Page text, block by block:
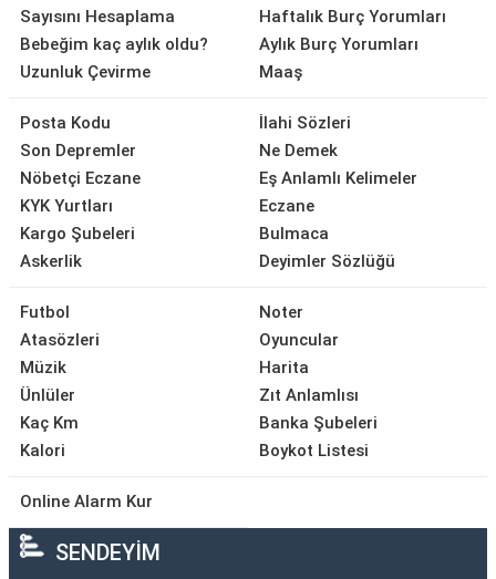
Sayısını Hesaplama
Bebeğim kaç aylık oldu?
Uzunluk Çevirme
Haftalık Burç Yorumları
Aylık Burç Yorumları
Maaş
Posta Kodu
Son Depremler
Nöbetçi Eczane
KYK Yurtları
Kargo Şubeleri
Askerlik
İlahi Sözleri
Ne Demek
Eş Anlamlı Kelimeler
Eczane
Bulmaca
Deyimler Sözlüğü
Futbol
Atasözleri
Müzik
Ünlüler
Kaç Km
Kalori
Noter
Oyuncular
Harita
Zıt Anlamlısı
Banka Şubeleri
Boykot Listesi
Online Alarm Kur
SENDEYİM